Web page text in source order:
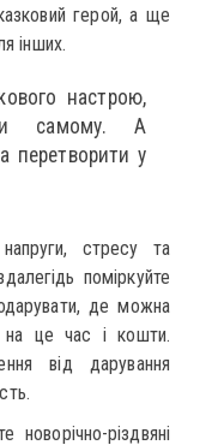
герой, а ще
інших.
настрою,
самому. А
перетворити у
стресу та
поміркуйте
де можна
на це час і кошти.
від дарування
новорічно-різдвяні